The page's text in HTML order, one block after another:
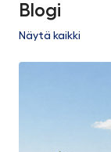
Blogi
Näytä kaikki